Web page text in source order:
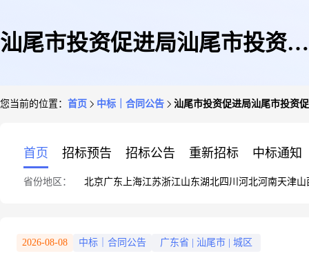
汕尾市投资促进局汕尾市投资促
您当前的位置： 首页 中标｜合同公告 汕尾市投资促进局汕尾市投资
首页 招标预告 招标公告 重新招标 中标通知
省份地区： 北京广东 上海江苏浙江山东湖北四川 河北河南天津山
2026-08-08 中标｜合同公告 广东省 汕尾市 城区